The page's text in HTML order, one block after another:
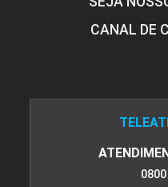
CANAL DE